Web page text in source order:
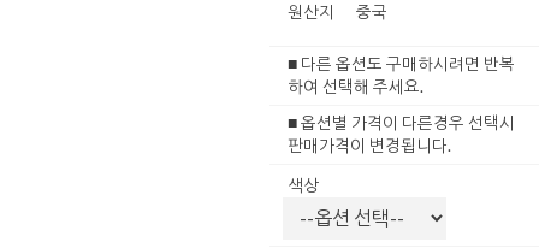
원산지 중국
■ 다른 옵션도 구매하시려면 반복
하여 선택해 주세요.
■ 옵션별 가격이 다른경우 선택시
판매가격이 변경됩니다.
색상